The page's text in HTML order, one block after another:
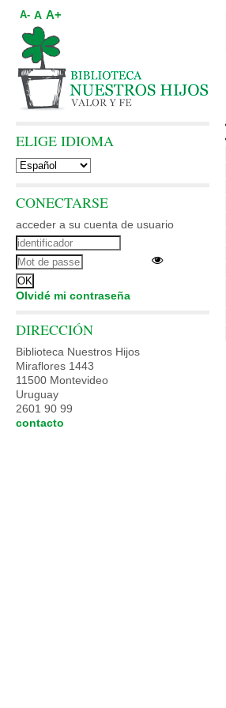
A- A A+
ELIGE IDIOMA
CONECTARSE
acceder a su cuenta de usuario
Olvidé mi contraseña
DIRECCIÓN
Biblioteca Nuestros Hijos
Miraflores 1443
11500 Montevideo
Uruguay
2601 90 99
contacto